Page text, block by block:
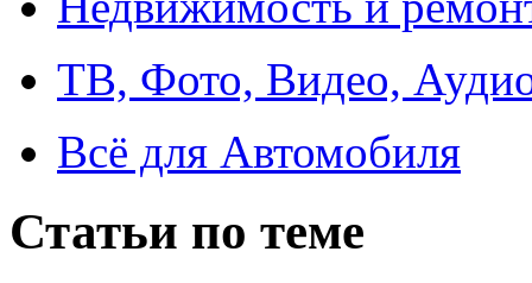
ТВ, Фото, Видео,
Всё для Автомобиля
Статьи по теме